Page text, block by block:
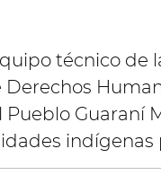
técnico de
Guaraní
indígenas